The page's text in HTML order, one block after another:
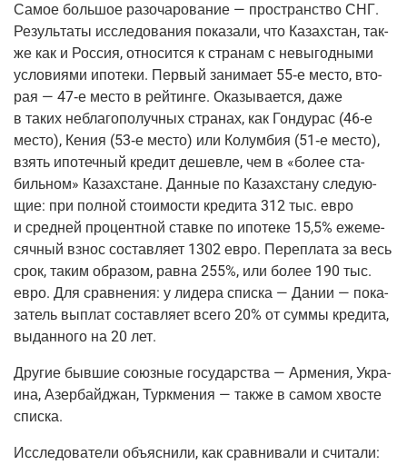
Самое боль­шое разо­ча­ро­ва­ние — про­стран­ство СНГ.
Резуль­та­ты иссле­до­ва­ния пока­за­ли, что Казах­стан, так­
же как и Рос­сия, отно­сит­ся к стра­нам с невы­год­ны­ми
усло­ви­я­ми ипо­те­ки. Пер­вый зани­ма­ет 55‑е место, вто­
рая — 47‑е место в рей­тин­ге. Ока­зы­ва­ет­ся, даже
в таких небла­го­по­луч­ных стра­нах, как Гон­ду­рас (46‑е
место), Кения (53‑е место) или Колум­бия (51‑е место),
взять ипо­теч­ный кре­дит дешев­ле, чем в «более ста­
биль­ном» Казах­стане. Дан­ные по Казах­ста­ну сле­ду­ю­
щие: при пол­ной сто­и­мо­сти кре­ди­та 312 тыс. евро
и сред­ней про­цент­ной став­ке по ипо­те­ке 15,5% еже­ме­
сяч­ный взнос состав­ля­ет 1302 евро. Пере­пла­та за весь
срок, таким обра­зом, рав­на 255%, или более 190 тыс.
евро. Для срав­не­ния: у лиде­ра спис­ка — Дании — пока­
за­тель выплат состав­ля­ет все­го 20% от сум­мы кре­ди­та,
выдан­но­го на 20 лет.
Дру­гие быв­шие союз­ные госу­дар­ства — Арме­ния, Укра­
и­на, Азер­бай­джан, Турк­ме­ния — так­же в самом хво­сте
списка.
Иссле­до­ва­те­ли объ­яс­ни­ли, как срав­ни­ва­ли и счи­та­ли: